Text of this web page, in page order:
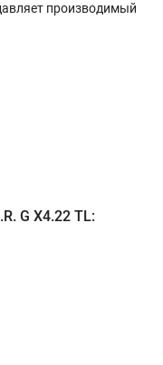
производимый
G X4.22 TL: